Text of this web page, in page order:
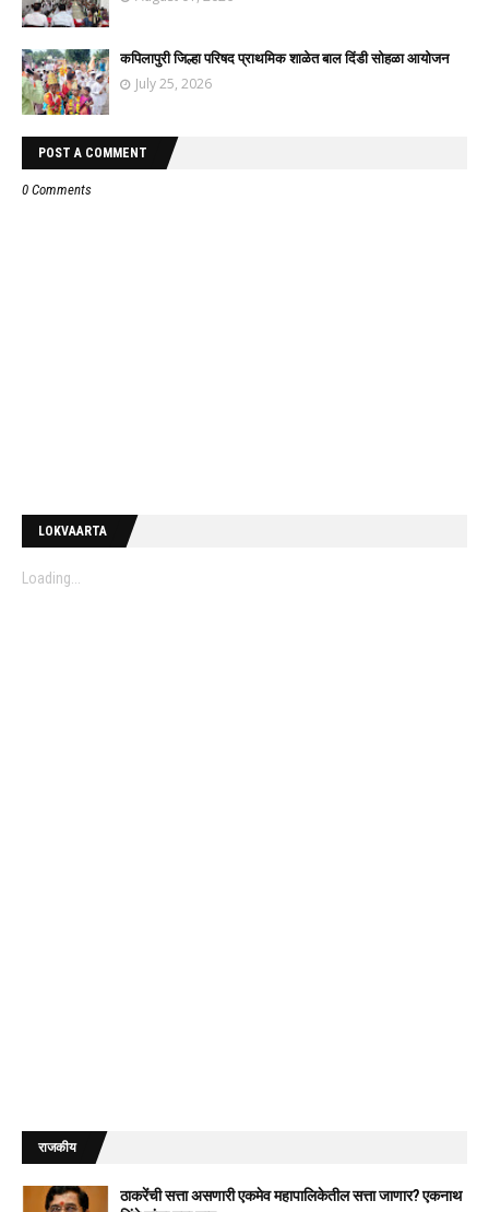
कपिलापुरी जिल्हा परिषद प्राथमिक शाळेत बाल दिंडी सोहळा आयोजन
July 25, 2026
POST A COMMENT
0 Comments
LOKVAARTA
Loading...
राजकीय
ठाकरेंची सत्ता असणारी एकमेव महापालिकेतील सत्ता जाणार? एकनाथ